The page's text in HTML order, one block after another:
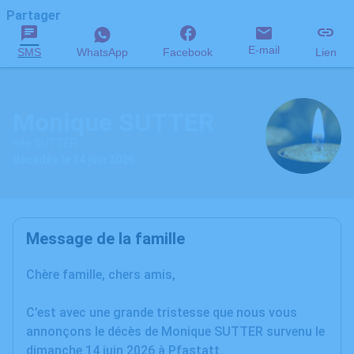
Partager
SMS WhatsApp Facebook E-mail Lien
Message de la famille
Chère famille, chers amis,
C’est avec une grande tristesse que nous vous
annonçons le décès de Monique SUTTER survenu le
dimanche 14 juin 2026 à Pfastatt.